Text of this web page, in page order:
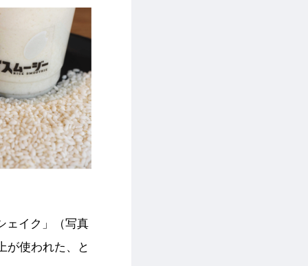
ェイク」（写真
が使われた、と